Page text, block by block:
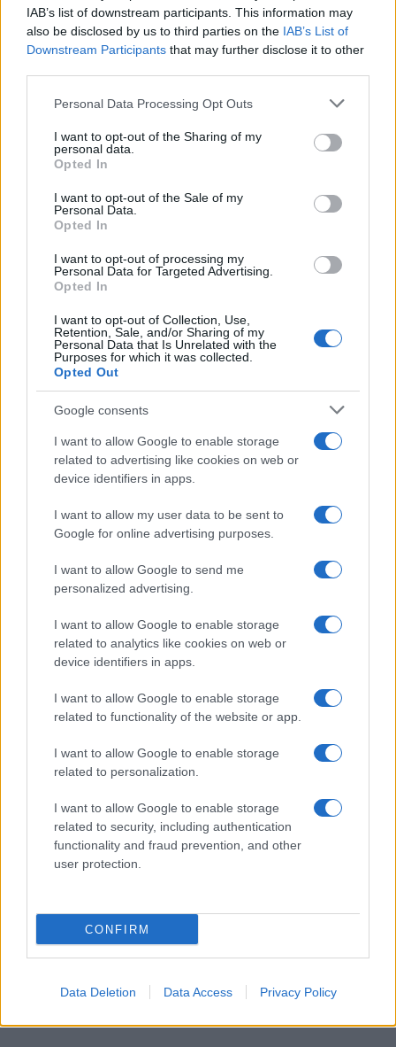
IAB’s list of downstream participants. This information may
also be disclosed by us to third parties on the IAB’s List of
Downstream Participants that may further disclose it to other
Please note that this website/app uses one or more Google
not limited to your visit or usage behaviour. You may click to
grant or deny consent to Google and its third-party tags to
use your data for below specified purposes in below Google
consent section.
Personal Data Processing Opt Outs
I want to opt-out of the Sharing of my
personal data.
Opted In
I want to opt-out of the Sale of my
Personal Data.
Opted In
I want to opt-out of processing my
Personal Data for Targeted Advertising.
Opted In
I want to opt-out of Collection, Use,
Retention, Sale, and/or Sharing of my
Personal Data that Is Unrelated with the
Purposes for which it was collected.
Opted Out
Google consents
I want to allow Google to enable storage
related to advertising like cookies on web or
device identifiers in apps.
I want to allow my user data to be sent to
Google for online advertising purposes.
I want to allow Google to send me
personalized advertising.
I want to allow Google to enable storage
related to analytics like cookies on web or
device identifiers in apps.
I want to allow Google to enable storage
related to functionality of the website or app.
I want to allow Google to enable storage
related to personalization.
I want to allow Google to enable storage
related to security, including authentication
functionality and fraud prevention, and other
user protection.
CONFIRM
Data Deletion Data Access Privacy Policy
Jovenel Moise elnököt teszik felelőssé az
ország helyzetéért és a lemondását
követelik. A két éve hatalmon lévő elnök egy
hétig tartó hallgatás után csütörtökön este
törte meg a hallgatást. Televíziós beszédben
hangoztatta: nem fogja hagyni, hogy az
ország „fegyveres bandák és kábítószer-
kereskedők kezére kerüljön”.
elkövetni
Lesújtva fogadtuk a hírt: meghalt a Rebbe